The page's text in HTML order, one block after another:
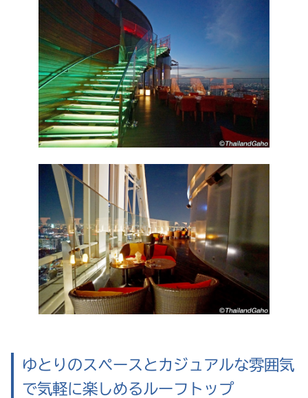
ゆとりのスペースとカジュアルな雰囲気
で気軽に楽しめるルーフトップ